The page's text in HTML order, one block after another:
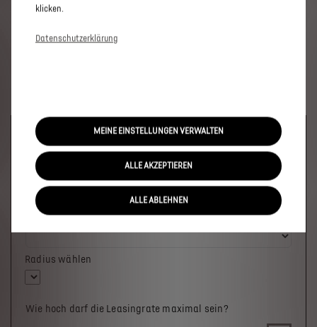
Welches Fahrzeug möchten Sie?
Wo soll das Fahrzeug stehen?
Radius wählen
Wie hoch darf die Leasingrate maximal sein?
klicken.
Datenschutzerklärung
MEINE EINSTELLUNGEN VERWALTEN
ALLE AKZEPTIEREN
ALLE ABLEHNEN